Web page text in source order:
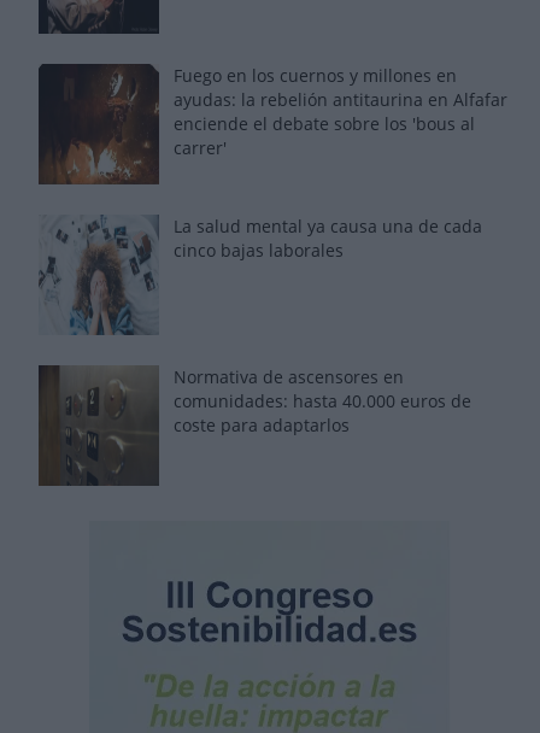
Fuego en los cuernos y millones en
ayudas: la rebelión antitaurina en Alfafar
enciende el debate sobre los 'bous al
carrer'
La salud mental ya causa una de cada
cinco bajas laborales
Normativa de ascensores en
comunidades: hasta 40.000 euros de
coste para adaptarlos